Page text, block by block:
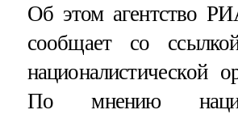
Об этом агентство
сообщает со
националистической
По мнению